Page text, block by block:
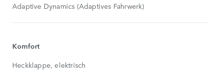
Adaptive Dynamics (Adaptives Fahrwerk)
Komfort
Heckklappe, elektrisch